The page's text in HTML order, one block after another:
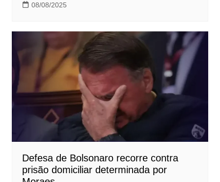
08/08/2025
Defesa de Bolsonaro recorre contra
prisão domiciliar determinada por